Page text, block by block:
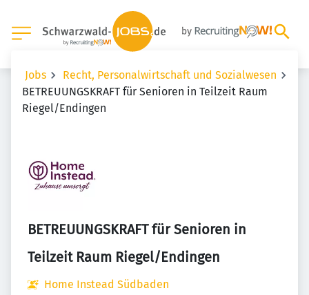
Jobs
Recht, Personalwirtschaft und Sozialwesen
BETREUUNGSKRAFT für Senioren in Teilzeit Raum
Riegel/Endingen
BETREUUNGSKRAFT für Senioren in
Teilzeit Raum Riegel/Endingen
Home Instead Südbaden